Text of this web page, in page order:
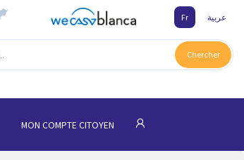
Fr عربية
Chercher
MON COMPTE CITOYEN